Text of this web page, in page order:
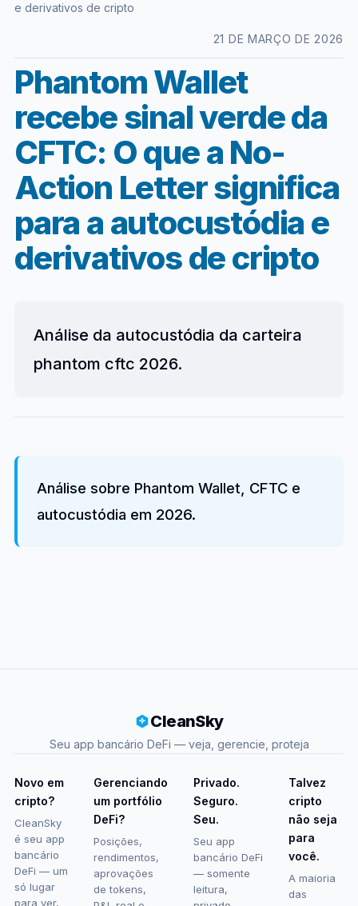
e derivativos de cripto
21 DE MARÇO DE 2026
Phantom Wallet
recebe sinal verde da
CFTC: O que a No-
Action Letter significa
para a autocustódia e
derivativos de cripto
Análise da autocustódia da carteira
phantom cftc 2026.
Análise sobre Phantom Wallet, CFTC e
autocustódia em 2026.
CleanSky
Seu app bancário DeFi — veja, gerencie, proteja
Novo em
cripto?
CleanSky
é seu app
bancário
DeFi — um
só lugar
para ver,
Gerenciando
um portfólio
DeFi?
Posições,
rendimentos,
aprovações
de tokens,
Privado.
Seguro.
Seu.
Seu app
bancário DeFi
— somente
leitura,
Talvez
cripto
não seja
para
você.
A maioria
das